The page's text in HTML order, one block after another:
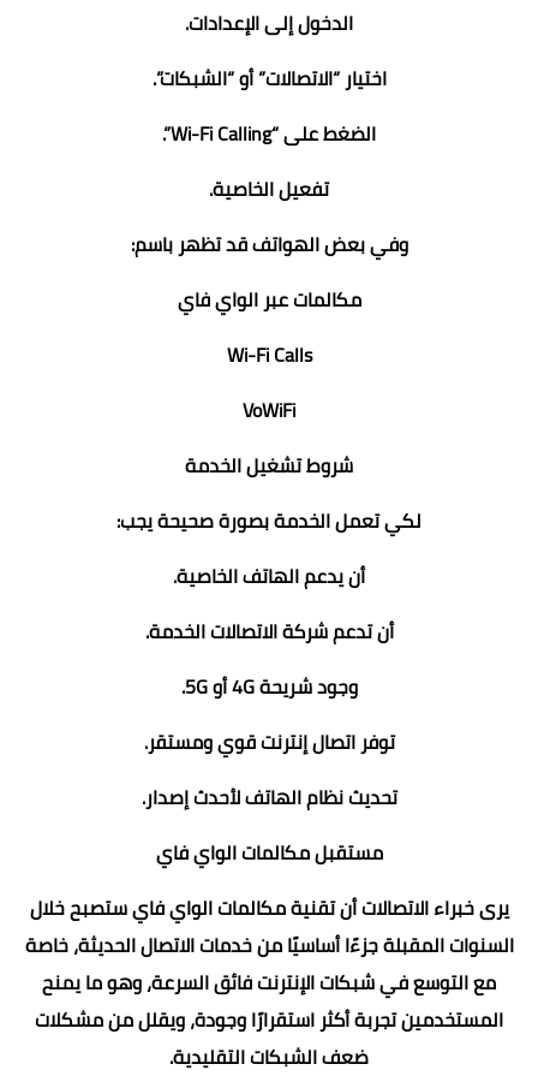
الدخول إلى الإعدادات.
اختيار “الاتصالات” أو “الشبكات”.
الضغط على “Wi-Fi Calling”.
تفعيل الخاصية.
وفي بعض الهواتف قد تظهر باسم:
مكالمات عبر الواي فاي
Wi-Fi Calls
VoWiFi
شروط تشغيل الخدمة
لكي تعمل الخدمة بصورة صحيحة يجب:
أن يدعم الهاتف الخاصية.
أن تدعم شركة الاتصالات الخدمة.
وجود شريحة 4G أو 5G.
توفر اتصال إنترنت قوي ومستقر.
تحديث نظام الهاتف لأحدث إصدار.
مستقبل مكالمات الواي فاي
يرى خبراء الاتصالات أن تقنية مكالمات الواي فاي ستصبح خلال
السنوات المقبلة جزءًا أساسيًا من خدمات الاتصال الحديثة، خاصة
مع التوسع في شبكات الإنترنت فائق السرعة، وهو ما يمنح
المستخدمين تجربة أكثر استقرارًا وجودة، ويقلل من مشكلات
ضعف الشبكات التقليدية.